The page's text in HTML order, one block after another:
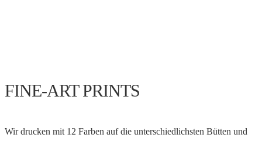
FINE-ART PRINTS
Wir drucken mit 12 Farben auf die unterschiedlichsten Bütten und